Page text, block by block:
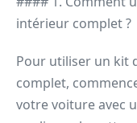
intérieur complet ?
Pour utiliser un kit
complet,
votre voiture avec